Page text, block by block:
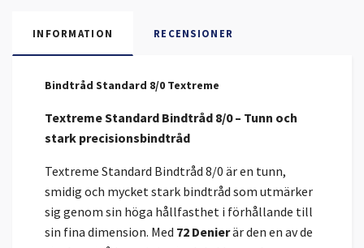
INFORMATION RECENSIONER
Bindtråd Standard 8/0 Textreme
Textreme Standard Bindtråd 8/0 – Tunn och
stark precisionsbindtråd
Textreme Standard Bindtråd 8/0 är en tunn,
smidig och mycket stark bindtråd som utmärker
sig genom sin höga hållfasthet i förhållande till
sin fina dimension. Med 72 Denierär den en av de